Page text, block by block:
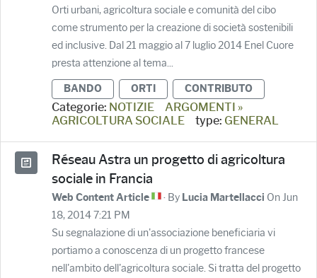
Orti urbani, agricoltura sociale e comunità del cibo
come strumento per la creazione di società sostenibili
ed inclusive. Dal 21 maggio al 7 luglio 2014 Enel Cuore
presta attenzione al tema...
BANDO ORTI CONTRIBUTO
Categorie: NOTIZIE
ARGOMENTI »
AGRICOLTURA SOCIALE
type: GENERAL
Réseau Astra un progetto di agricoltura
sociale in Francia
Web Content Article · By Lucia Martellacci On Jun
18, 2014 7:21 PM
Su segnalazione di un'associazione beneficiaria vi
portiamo a conoscenza di un progetto francese
nell'ambito dell'agricoltura sociale. Si tratta del progetto